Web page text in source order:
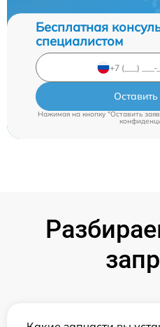
Бесплатная
специалистом
Нажимая на кнопку "Оставить